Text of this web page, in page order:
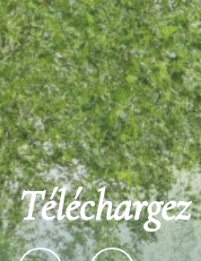
Téléchargez